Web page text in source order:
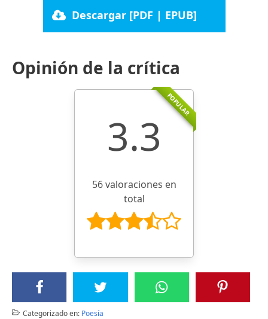
Descargar [PDF | EPUB]
Opinión de la crítica
POPULAR
3.3
56 valoraciones en
total
Categorizado en: Poesía